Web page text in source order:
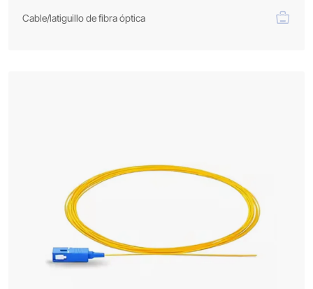
Cable/latiguillo de fibra óptica